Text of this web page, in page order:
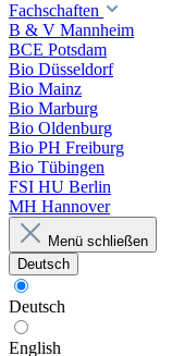
Fachschaften
B & V Mannheim
BCE Potsdam
Bio Düsseldorf
Bio Mainz
Bio Marburg
Bio Oldenburg
Bio PH Freiburg
Bio Tübingen
FSI HU Berlin
MH Hannover
Menü schließen
Deutsch
Deutsch
English